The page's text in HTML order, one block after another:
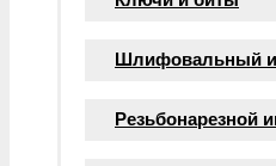
Шлифовальный
Резьбонарезной